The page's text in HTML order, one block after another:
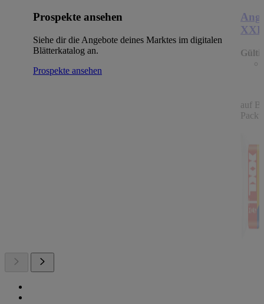
Prospekte ansehen
Siehe dir die Angebote deines Marktes im digitalen
Blätterkatalog an.
Prospekte ansehen
XXL
auf